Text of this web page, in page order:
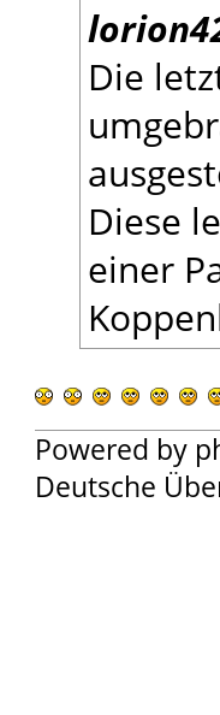
Die
Diese
einer
Powered by
Deutsche